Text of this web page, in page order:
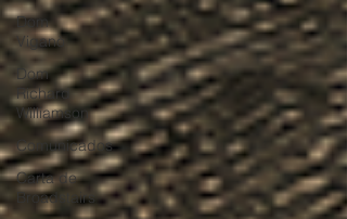
Dom
Viganò
Dom
Richard
Williamson
Comunicados
Carta de
Broadstairs